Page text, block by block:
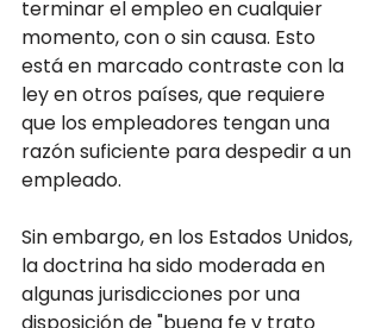
terminar el empleo en cualquier
momento, con o sin causa. Esto
está en marcado contraste con la
ley en otros países, que requiere
que los empleadores tengan una
razón suficiente para despedir a un
empleado.
Sin embargo, en los Estados Unidos,
la doctrina ha sido moderada en
algunas jurisdicciones por una